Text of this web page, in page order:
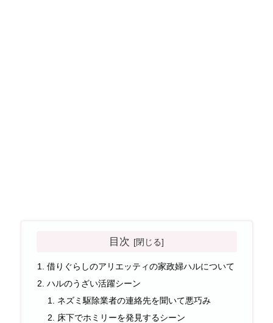
目次
借りぐらしのアリエッティの家政婦ハルについて
ハルのうざい活躍シーン
ネズミ駆除業者の連絡先を聞いて悪巧み
床下でホミリーを発見するシーン